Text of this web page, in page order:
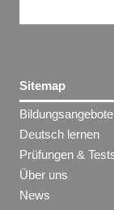
Sitemap
Bildungsangebote
Deutsch lernen
Prüfungen &
Über uns
News